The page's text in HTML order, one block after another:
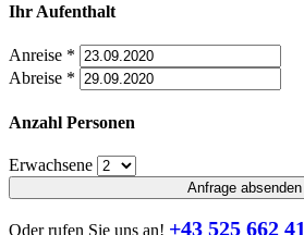
Ihr Aufenthalt
Anreise *
Abreise *
Anzahl Personen
Erwachsene
Anfrage absenden
Oder rufen Sie uns an! +43 525 662 41